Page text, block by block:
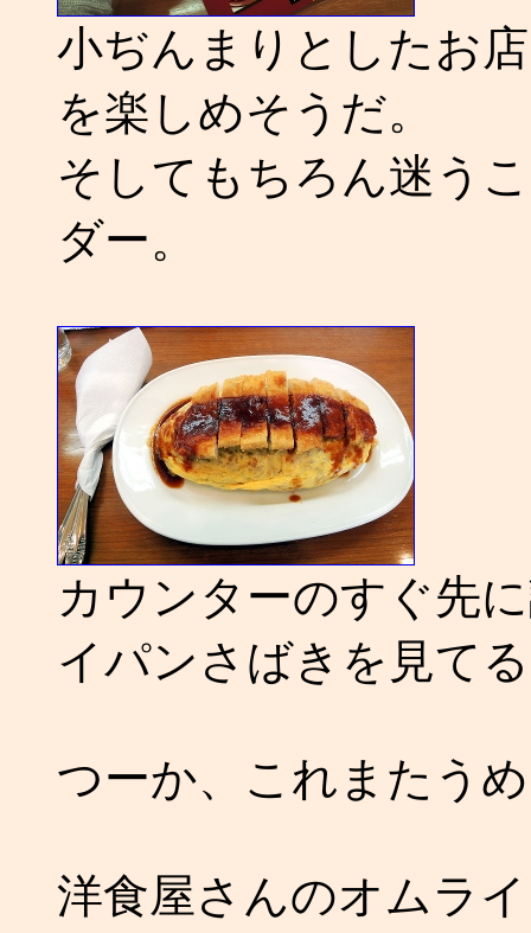
小ぢんまりとしたお
を楽しめそうだ。
そしてもちろん迷う
ダー。
カウンターのすぐ先
イパンさばきを見て
つーか、これまたう
洋食屋さんのオムラ